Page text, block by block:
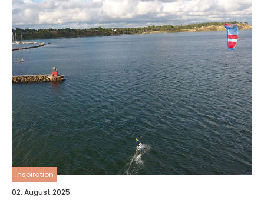
inspiration
02. August 2025